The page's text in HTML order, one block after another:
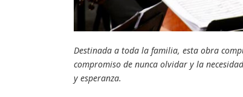
Destinada a toda la familia, esta obra
compromiso de nunca olvidar y la
y esperanza.